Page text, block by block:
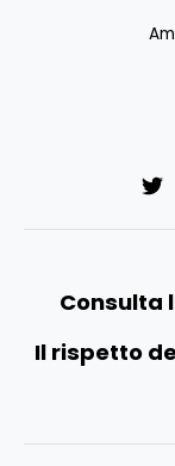
Consulta
Il rispetto